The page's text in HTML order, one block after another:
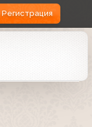
Регистрация